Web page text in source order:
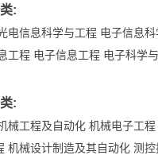
:
电信息科学与工程 电子信息科
工程 电子信息工程 电子科学
:
械工程及自动化 机械电子工程
机械设计制造及其自动化 测控